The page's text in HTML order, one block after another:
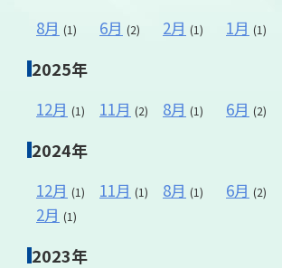
8月 (1) 6月 (2) 2月 (1) 1月 (1)
2025年
12月 (1) 11月 (2) 8月 (1) 6月 (2)
2024年
12月 (1) 11月 (1) 8月 (1) 6月 (2)
2月 (1)
2023年